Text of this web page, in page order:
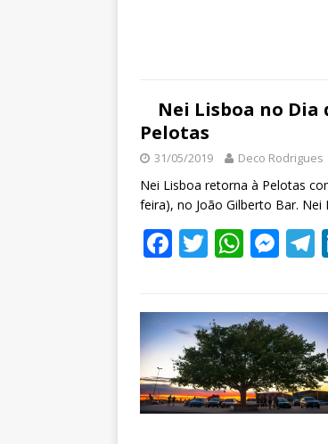
Nei Lisboa no Dia
Pelotas
31/05/2019 Deco Rodrigues
Nei Lisboa retorna à Pelotas
feira), no João Gilberto Bar.
F
ac
b
o
o
k
T
w
er
W
h
s
A
p
p
M
e
e
n
g
er